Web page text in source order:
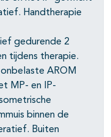
Handtherapie
gedurende 2
tijdens therapie.
AROM
MP- en IP-
binnen de
Buiten